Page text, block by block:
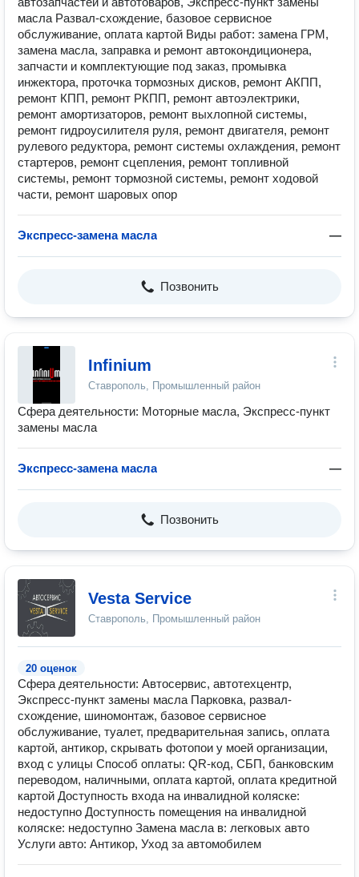
масла Развал-схождение, базовое сервисное
обслуживание, оплата картой Виды работ: замена ГРМ,
замена масла, заправка и ремонт автокондиционера,
запчасти и комплектующие под заказ, промывка
инжектора, проточка тормозных дисков, ремонт АКПП,
ремонт КПП, ремонт РКПП, ремонт автоэлектрики,
ремонт амортизаторов, ремонт выхлопной системы,
ремонт гидроусилителя руля, ремонт двигателя, ремонт
рулевого редуктора, ремонт системы охлаждения, ремонт
стартеров, ремонт сцепления, ремонт топливной
системы, ремонт тормозной системы, ремонт ходовой
части, ремонт шаровых опор
Экспресс-замена масла —
Позвонить
Infinium
Ставрополь, Промышленный район
Сфера деятельности: Моторные масла, Экспресс-пункт
замены масла
Экспресс-замена масла —
Позвонить
Vesta Service
Ставрополь, Промышленный район
20 оценок
Сфера деятельности: Автосервис, автотехцентр,
Экспресс-пункт замены масла Парковка, развал-
схождение, шиномонтаж, базовое сервисное
обслуживание, туалет, предварительная запись, оплата
картой, антикор, скрывать фотопои у моей организации,
вход с улицы Способ оплаты: QR-код, СБП, банковским
переводом, наличными, оплата картой, оплата кредитной
картой Доступность входа на инвалидной коляске:
недоступно Доступность помещения на инвалидной
коляске: недоступно Замена масла в: легковых авто
Услуги авто: Антикор, Уход за автомобилем